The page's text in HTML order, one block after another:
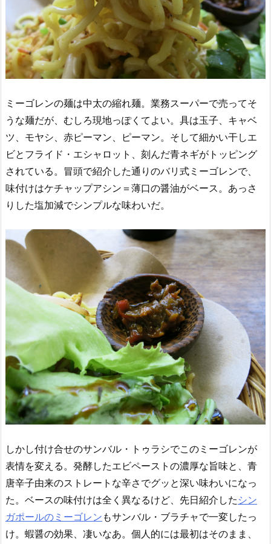
ミーゴレンの麺は中太の縮れ麺。業務スーパーで売ってそ
うな麺だが、むしろ現地っぽくてよい。具は玉子、キャベ
ツ、モヤシ、赤ピーマン、ピーマン。そして細かい干しエ
ビとフライド・エシャロット、刻んだ青ネギがトッピング
されている。冒頭で紹介した通りのバリ式ミーゴレンで、
味付けはケチャップアシン＝薄口の醤油がベース。あっさ
りした塩加減でシンプルな味わいだ。
しかし付け合せのサンバル・トゥラシでこのミーゴレンが
表情を変える。発酵したエビペーストの濃厚な旨味と、青
唐辛子由来のストレートな辛さでグッと深い味わいになっ
た。ベースの味付けは全く異なるけど、先日紹介した シン
ガポールのミーゴレン もサンバル・ブラチャで一変したっ
け。蝦醤の効果、凄いなあ。個人的には最初はそのまま、